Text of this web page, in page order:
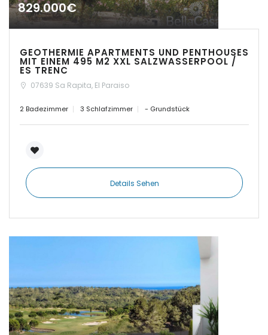
|-Cas Concos
|-Colonia de Sant Jordi
|-Costa d´en Blanes
|-Costa de Canyamel
|-Costa de la Calma
|-Es Capdellà
|-Es Carritxo
829.000€
GEOTHERMIE APARTMENTS UND PENTHOUSES
MIT EINEM 495 M2 XXL SALZWASSERPOOL /
ES TRENC
07639 Sa Rapita, El Paraiso
2 Badezimmer 3 Schlafzimmer - Grundstück
Details Sehen